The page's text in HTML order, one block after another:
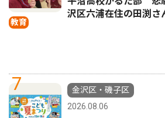
教育
沢区六浦在住の田渕さ
7
金沢区・磯子区
2026.08.06